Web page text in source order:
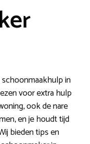
in
voor extra hulp
ook de nare
en je houdt tijd
bieden tips en